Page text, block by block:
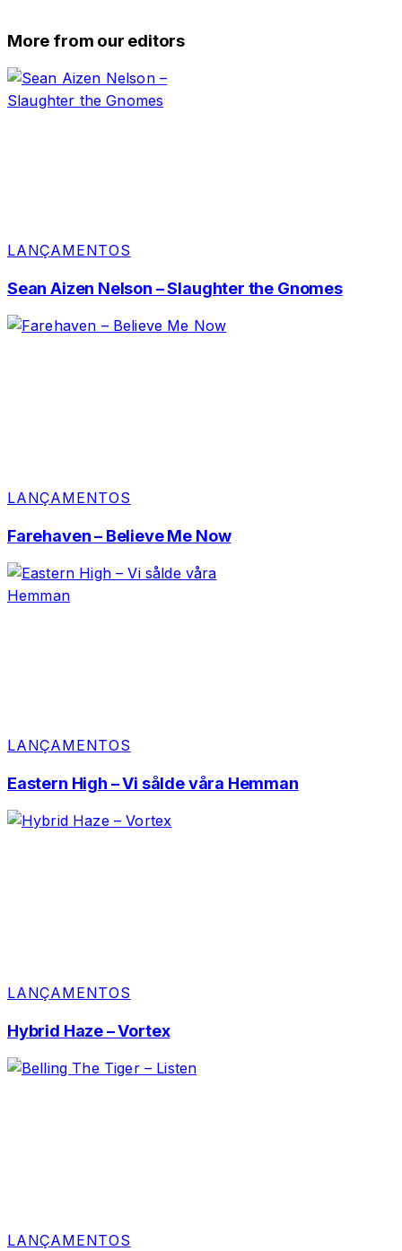
More from our editors
LANÇAMENTOS
Sean Aizen Nelson – Slaughter the Gnomes
LANÇAMENTOS
Farehaven – Believe Me Now
LANÇAMENTOS
Eastern High – Vi sålde våra Hemman
LANÇAMENTOS
Hybrid Haze – Vortex
LANÇAMENTOS